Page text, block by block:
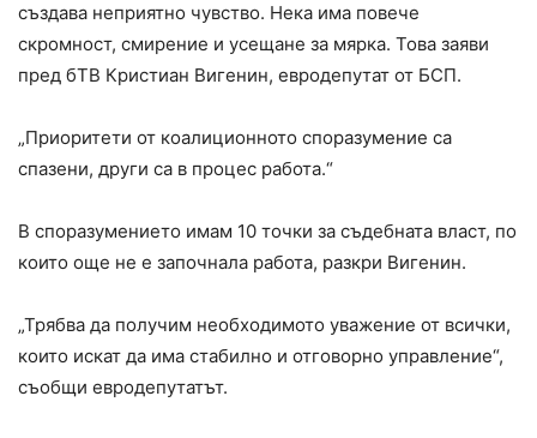
създава неприятно чувство. Нека има повече
скромност, смирение и усещане за мярка. Това заяви
пред бТВ Кристиан Вигенин, евродепутат от БСП.
„Приоритети от коалиционното споразумение са
спазени, други са в процес работа.“
В споразумението имам 10 точки за съдебната власт, по
които още не е започнала работа, разкри Вигенин.
„Трябва да получим необходимото уважение от всички,
които искат да има стабилно и отговорно управление“,
съобщи евродепутатът.